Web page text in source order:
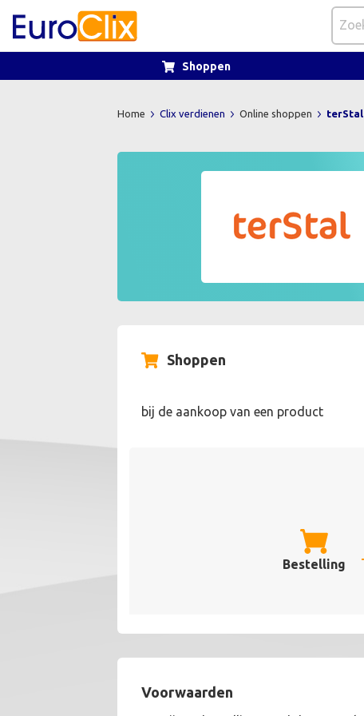
Shoppen
Home Clix verdienen Online shoppen terStal
Shoppen
bij de aankoop van een product
Bestelling
Voorwaarden